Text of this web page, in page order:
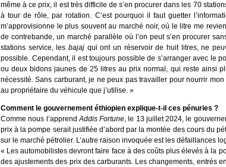
même à ce prix, il est très difficile de s’en procurer dans les 70
à tour de rôle, par rotation. C’est pourquoi il faut guetter
m’approvisionne le plus souvent au marché noir, où le litre me
de contrebande, un marché parallèle où l’on peut s’en procurer
stations service, les bajaj qui ont un réservoir de huit litres, ne
possible. Cependant, il est toujours possible de s’arranger avec le
ou deux bidons jaunes de 25 litres au prix normal, qui reste ainsi
nécessité. Sans carburant, je ne peux pas travailler pour nourrir
au propriétaire du véhicule que j’utilise. »
Comment le gouvernement éthiopien explique-t-il ces pénuries ?
Comme nous l’apprendAddis Fortune, le 13 juillet 2024, le
prix à la pompe serait justifiée d’abord par la montée des cours du
sur le marché pétrolier. L’autre raison invoquée est les défaillances
« Les automobilistes devront faire face à des coûts plus élevés à la
des ajustements des prix des carburants. Les changements, entrés